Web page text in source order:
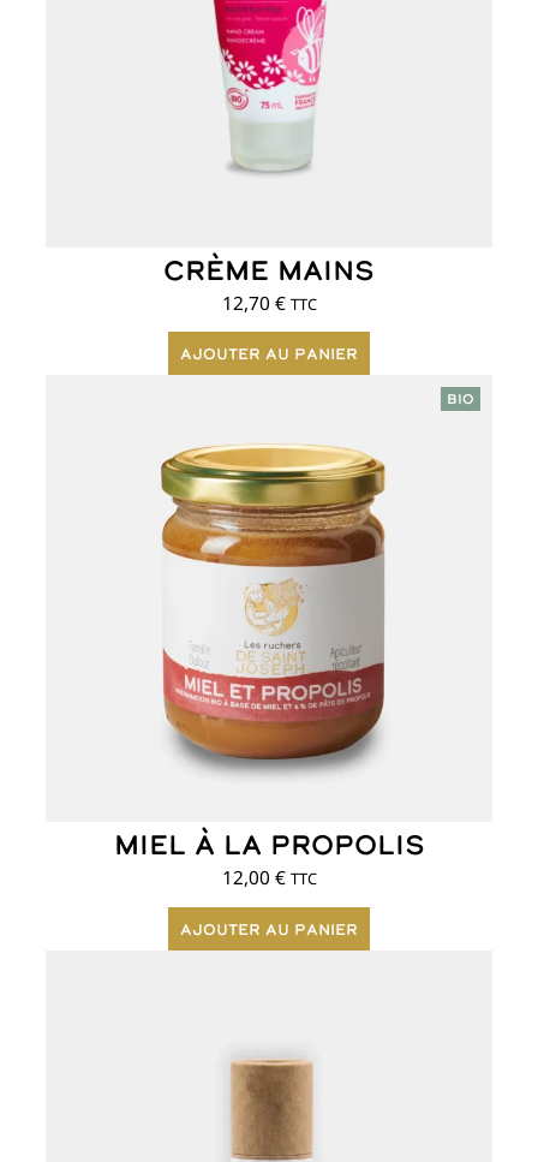
Crème mains
12,70 € TTC
Ajouter au panier
BIO
Miel à la propolis
12,00 € TTC
Ajouter au panier